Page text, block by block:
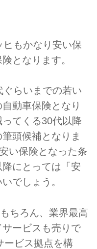
もかなり安い保
となります。
らいまでの若い
動車保険となり
てくる30代以降
頭候補となりま
い保険となった条
にとっては「安
でしょう。
ちろん、業界最高
ービスも売りで
ービス拠点を構